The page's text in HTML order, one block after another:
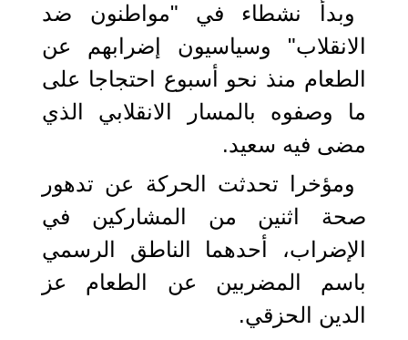
وبدأ نشطاء في "مواطنون ضد
الانقلاب" وسياسيون إضرابهم عن
الطعام منذ نحو أسبوع احتجاجا على
ما وصفوه بالمسار الانقلابي الذي
مضى فيه سعيد.
ومؤخرا تحدثت الحركة عن تدهور
صحة اثنين من المشاركين في
الإضراب، أحدهما الناطق الرسمي
باسم المضربين عن الطعام عز
الدين الحزقي.